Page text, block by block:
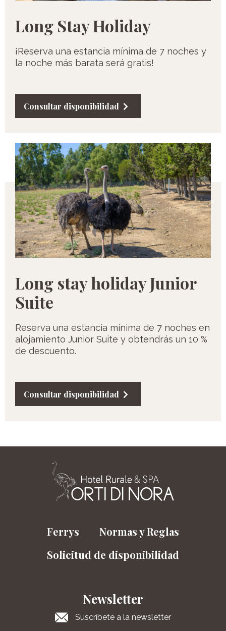
Long Stay Holiday
¡Reserva una estancia mínima de 7 noches y
la noche más barata será gratis!
Consultar disponibilidad
Long stay holiday Junior
Suite
Reserva una estancia mínima de 7 noches en
alojamiento Junior Suite y obtendrás un 10 %
de descuento.
Consultar disponibilidad
Ferrys
Normas y Reglas
Solicitud de disponibilidad
Newsletter
Suscríbete a la newsletter